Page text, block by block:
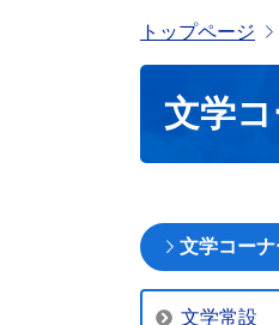
トップページ
文学
文学コー
文学常設